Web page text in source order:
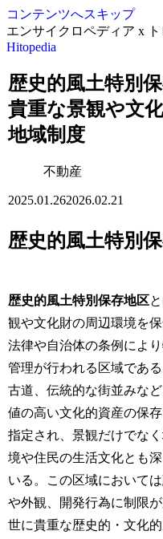
コンテンツへスキップ
エンサイクロペディア x
Hitopedia
歴史的風土特別保
貴重な景観や文
地域制度
不動産
2025.01.262026.02.21
歴史的風土特別
歴史的風土特別保存地区
観や文化財の周辺環境を保
法律や自治体の条例によ
管理が行われる区域であ
古道、伝統的な街並みな
値の高い文化的資産の保
指定され、景観だけでな
境や住民の生活文化とも
いる。この区域において
や外観、開発行為に制限
世に貴重な歴史的・文化